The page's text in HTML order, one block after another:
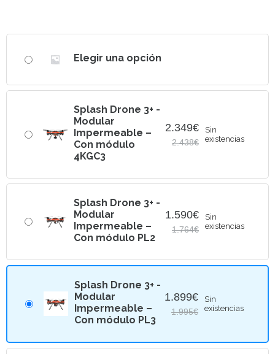
Elegir una opción
Splash Drone 3+ -
Modular
Impermeable –
Con módulo
4KGC3
2.438€
original
2.349€
actual
Sin
existencias
Splash Drone 3+ -
Modular
Impermeable –
Con módulo PL2
1.764€
original
1.764€.
1.590€
actual
1.590€.
Sin
existencias
Splash Drone 3+ -
Modular
Impermeable –
Con módulo PL3
1.995€
original
1.899€
actual
Sin
existencias